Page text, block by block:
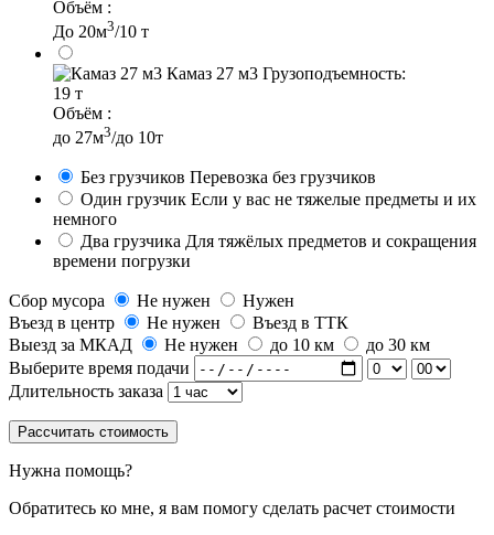
Объём :
До 20м3/10 т
Камаз 27 м3 Грузоподъемность:
19 т
Объём :
до 27м3/до 10т
Без грузчиков Перевозка без грузчиков
Один грузчик Если у вас не тяжелые предметы и их
немного
Два грузчика Для тяжёлых предметов и сокращения
времени погрузки
Сбор мусора Не нужен
Нужен
Въезд в центр
Не нужен
Въезд в ТТК
Выезд за МКАД
Не нужен до 10 км
до 30 км
Выберите время подачи
Длительность заказа
Рассчитать стоимость
Нужна помощь?
Обратитесь ко мне, я вам помогу сделать расчет стоимости